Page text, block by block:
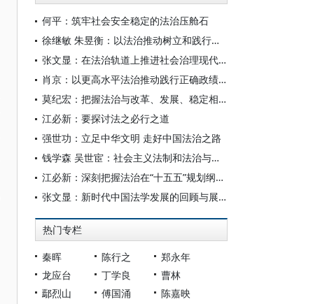
何平：筑牢社会安全稳定的法治压舱石
徐继敏 朱昱衡：以法治推动树立和践行正确政绩观
张文显：在法治轨道上推进社会治理现代化——《法律与社会治理》 卷首语 （代）
肖京：以更高水平法治推动践行正确政绩观
莫纪宏：把握法治与改革、发展、稳定相协同的内在逻辑
江必新：要探讨法之必行之道
强世功：立足中华文明 走好中国法治之路
钱学森 吴世宦：社会主义法制和法治与现代科学技术
江必新：深刻把握法治在“十五五”规划纲要中的战略定位
张文显：新时代中国法学发展的回顾与展望
热门专栏
秦晖 陈行之
郑永年
龙应台
丁学良
曹林
鄢烈山
傅国涌
陈嘉映